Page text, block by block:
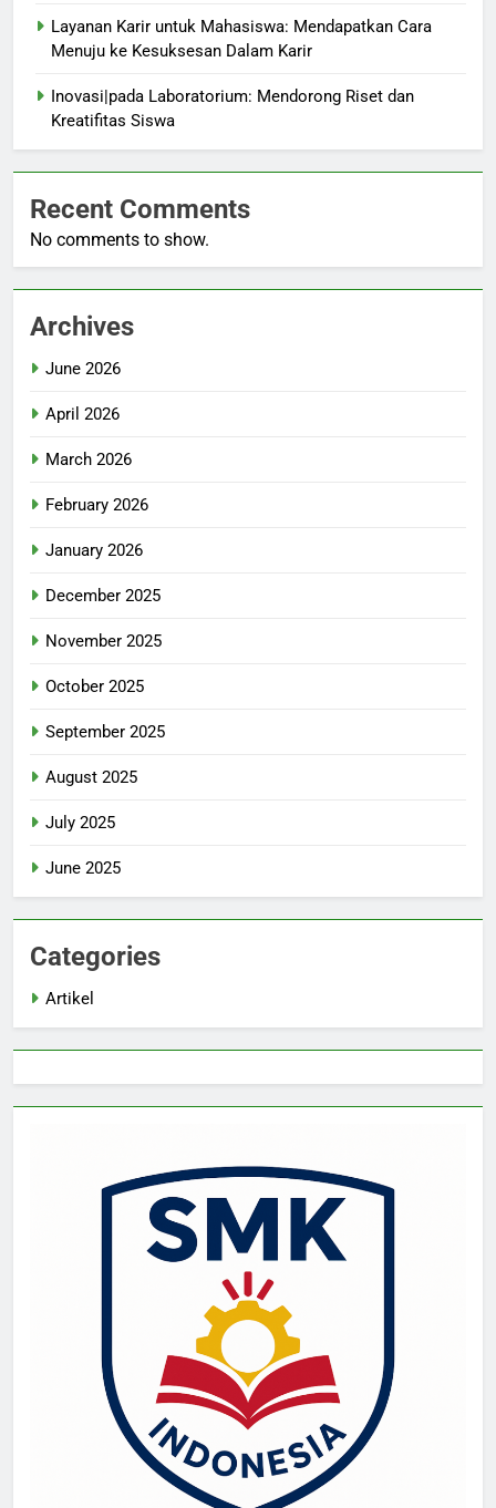
Layanan Karir untuk Mahasiswa: Mendapatkan Cara
Menuju ke Kesuksesan Dalam Karir
Inovasi|pada Laboratorium: Mendorong Riset dan
Kreatifitas Siswa
Recent Comments
No comments to show.
Archives
June 2026
April 2026
March 2026
February 2026
January 2026
December 2025
November 2025
October 2025
September 2025
August 2025
July 2025
June 2025
Categories
Artikel